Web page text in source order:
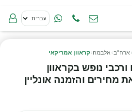
› ארה"ב› אלבמה ›קראוון אמריקאי
נופש בקראוון
מחירים והזמנה אונליין